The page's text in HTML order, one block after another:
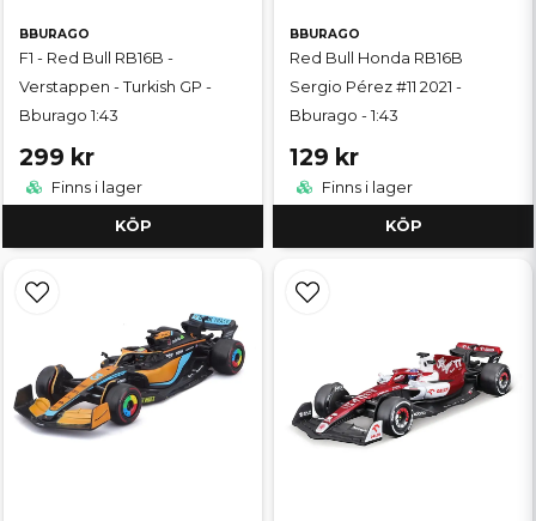
BBURAGO
F1 - Red Bull RB16B -
Verstappen - Turkish GP -
Bburago 1:43
299 kr
Finns i lager
KÖP
BBURAGO
Red Bull Honda RB16B
Sergio Pérez #11 2021 -
Bburago - 1:43
129 kr
Finns i lager
KÖP